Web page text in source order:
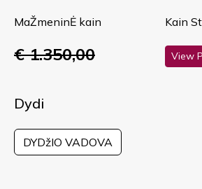
MaŽmeninĖ kain
€ 1.350,00
Kain
View
Dydi
DYDžIO VADOVA